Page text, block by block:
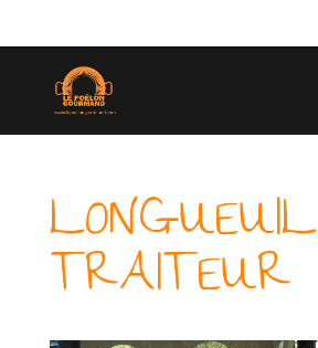
LONGUEUIL
TRAITEUR